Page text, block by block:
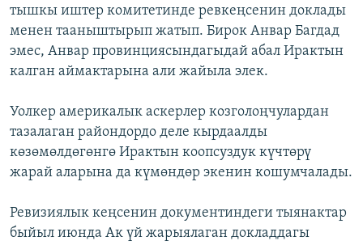
тышкы иштер комитетинде ревкеңсенин доклады
менен тааныштырып жатып. Бирок Анвар Багдад
эмес, Анвар провинциясындагыдай абал Ирактын
калган аймактарына али жайыла элек.
Уолкер америкалык аскерлер козголоңчулардан
тазалаган райондордо деле кырдаалды
көзөмөлдөгөнгө Ирактын коопсуздук күчтөрү
жарай аларына да күмөндөр экенин кошумчалады.
Ревизиялык кеңсенин документиндеги тыянактар
быйыл июнда Ак үй жарыялаган докладдагы